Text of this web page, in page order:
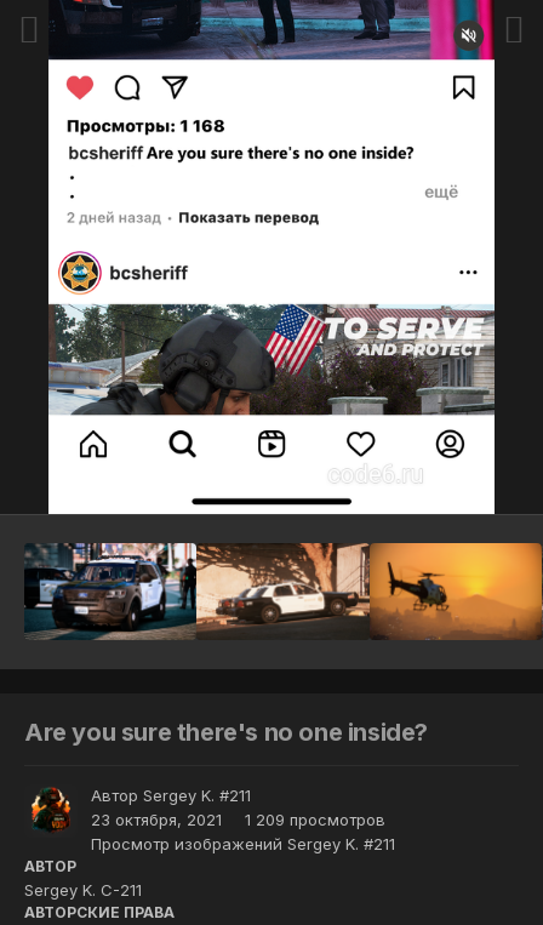
Инструменты
Are you sure there's no one inside?
Автор Sergey K. #211
23 октября, 2021
1 209 просмотров
Просмотр изображений Sergey K. #211
АВТОР
Sergey K. С-211
АВТОРСКИЕ ПРАВА